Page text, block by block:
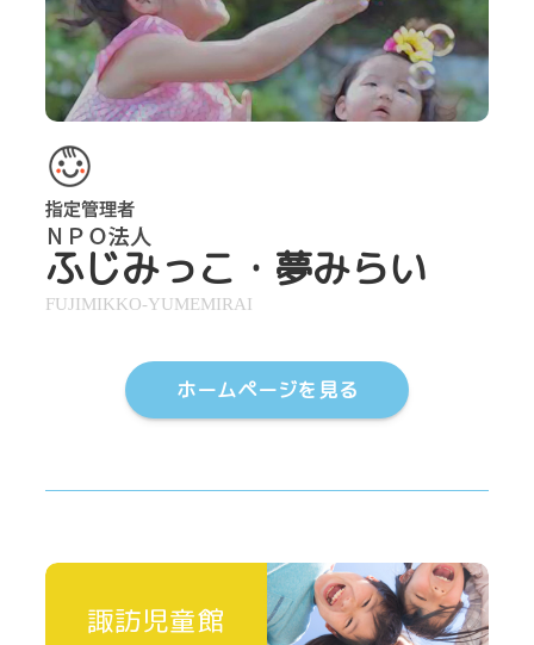
ふじみっこ・夢みらい
FUJIMIKKO-YUMEMIRAI
ホームページを見る
諏訪児童館